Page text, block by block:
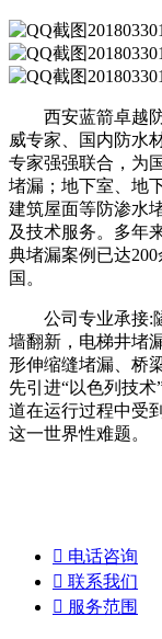
西安蓝箭卓越
威专家、国内防水
专家强强联合，为
堵漏；地下室、地
建筑屋面等防渗水
及技术服务。多年
典堵漏案例已达
国。
公司专业承接:
墙翻新，电梯井堵
形伸缩缝堵漏、桥
先引进“以色列技
道在运行过程中受
这一世界性难题。
 电话咨询
 联系我们
 服务范围